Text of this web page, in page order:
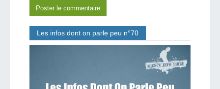
Les infos dont on parle peu n°70